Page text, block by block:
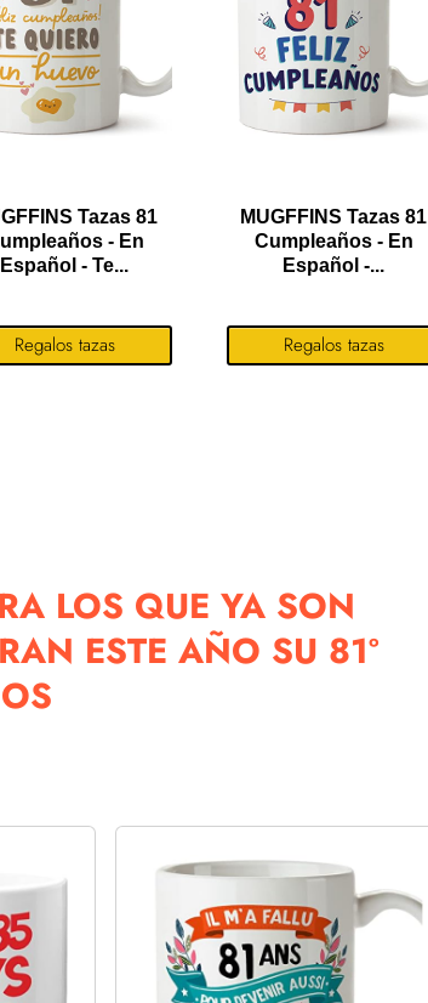
Tazas 81
- En
Español - Te...
Regalos tazas
MUGFFINS Tazas 81
Cumpleaños - En
Español -...
Regalos tazas
LOS QUE YA SON
ESTE AÑO SU 81º